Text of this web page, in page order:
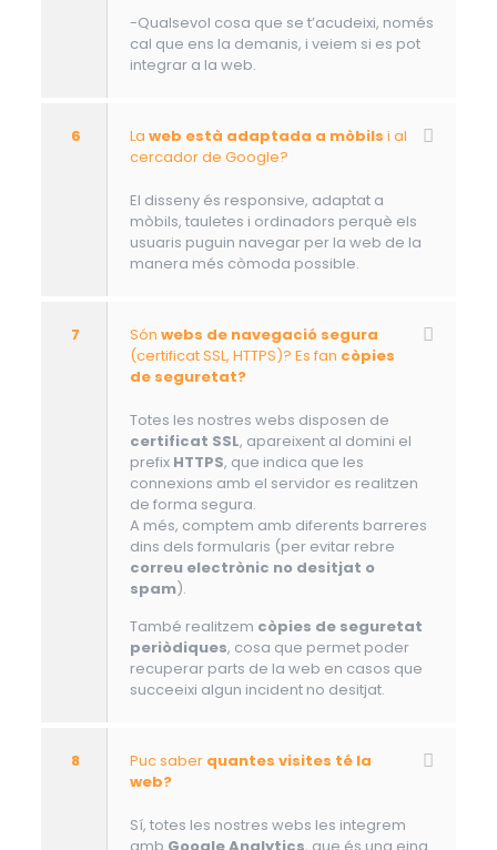
-Qualsevol cosa que se t’acudeixi, només
cal que ens la demanis, i veiem si es pot
integrar a la web.
6 La web està adaptada a mòbils i al
cercador de Google?
El disseny és responsive, adaptat a
mòbils, tauletes i ordinadors perquè els
usuaris puguin navegar per la web de la
manera més còmoda possible.
7 Són webs de navegació segura
(certificat SSL, HTTPS)? Es fan còpies
de seguretat?
Totes les nostres webs disposen de
certificat SSL, apareixent al domini el
prefix HTTPS, que indica que les
connexions amb el servidor es realitzen
de forma segura.
A més, comptem amb diferents barreres
dins dels formularis (per evitar rebre
correu electrònic no desitjat o
spam).
També realitzem còpies de seguretat
periòdiques, cosa que permet poder
recuperar parts de la web en casos que
succeeixi algun incident no desitjat.
8 Puc saber quantes visites té la
web?
Sí, totes les nostres webs les integrem